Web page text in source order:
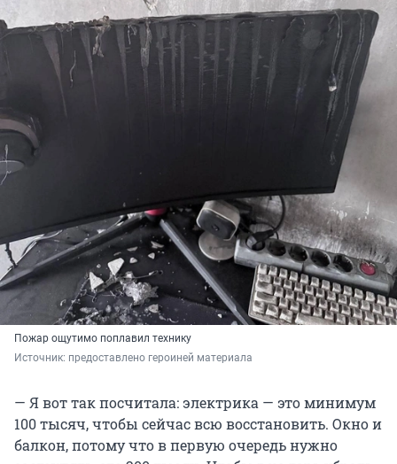
Пожар ощутимо поплавил технику
Источник: предоставлено героиней материала
— Я вот так посчитала: электрика — это минимум
100 тысяч, чтобы сейчас всю восстановить. Окно и
балкон, потому что в первую очередь нужно